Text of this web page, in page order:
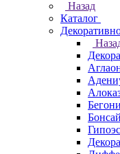
Назад
Каталог
Бонсай